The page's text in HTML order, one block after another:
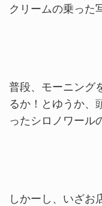
クリームの乗った
普段、モーニング
るか！とゆうか、
ったシロノワール
しかーし、いざお